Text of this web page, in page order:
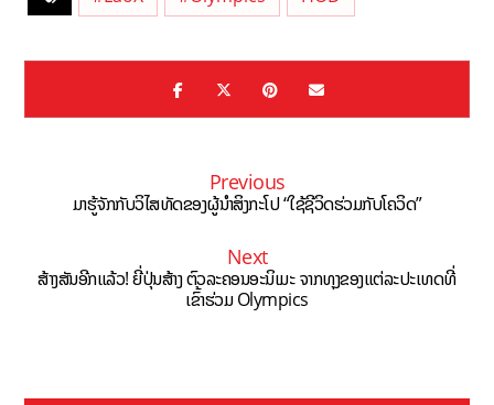
Previous
ມາຮູ້ຈັກກັບວິໄສທັດຂອງຜູ້ນຳສິງກະໂປ “ໃຊ້ຊີວິດຮ່ວມກັບໂຄວິດ”
Next
ສ້າງສັນອີກແລ້ວ! ຍີ່ປຸ່ນສ້າງ ຕົວລະຄອນອະນິເມະ ຈາກທຸງຂອງແຕ່ລະປະເທດທີ່
ເຂົ້າຮ່ວມ Olympics